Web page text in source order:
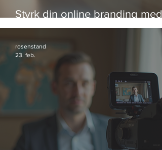
Styrk din online branding med
strategier, der virker
rosenstand
23. feb.